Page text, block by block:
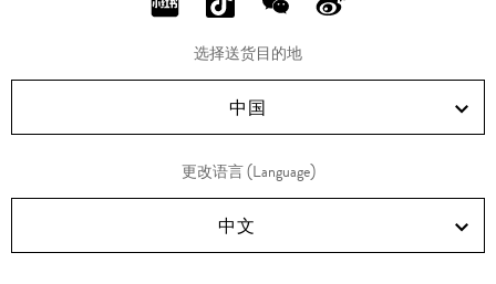
分
RED!
分
享
Douyin!
分
享
WeChat!
分
Weibo!
选择送货目的地
中国
更改语言 (Language)
中文